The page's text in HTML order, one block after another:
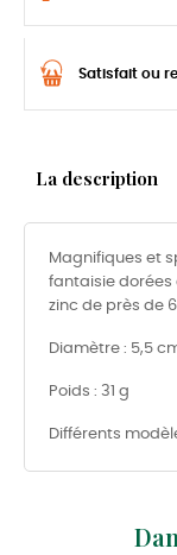
Satisfait ou
La description
Magnifiques et
fantaisie dorées
zinc de près de
Diamètre : 5,5
Poids : 31 g
Différents